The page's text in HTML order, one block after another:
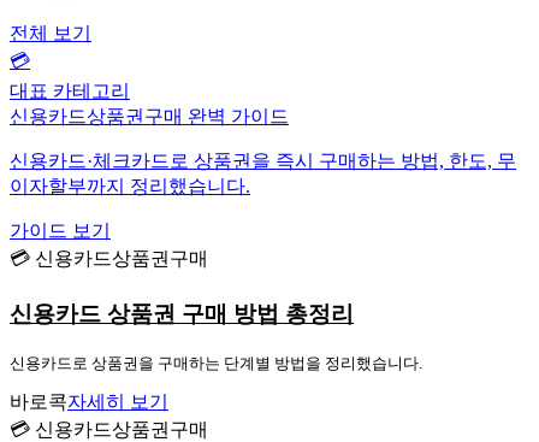
전체 보기
💳
대표 카테고리
신용카드상품권구매 완벽 가이드
신용카드·체크카드로 상품권을 즉시 구매하는 방법, 한도, 무
이자할부까지 정리했습니다.
가이드 보기
💳 신용카드상품권구매
신용카드 상품권 구매 방법 총정리
신용카드로 상품권을 구매하는 단계별 방법을 정리했습니다.
바로콕자세히 보기
💳 신용카드상품권구매